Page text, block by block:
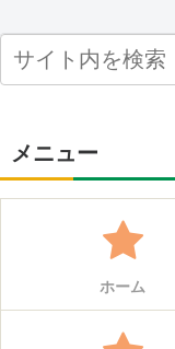
メニュー
ホーム